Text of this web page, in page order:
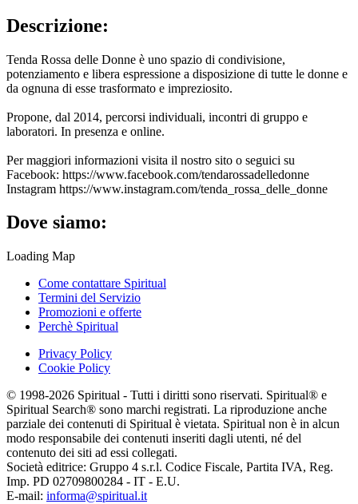
Descrizione:
Tenda Rossa delle Donne è uno spazio di condivisione,
potenziamento e libera espressione a disposizione di tutte le donne e
da ognuna di esse trasformato e impreziosito.
Propone, dal 2014, percorsi individuali, incontri di gruppo e
laboratori. In presenza e online.
Per maggiori informazioni visita il nostro sito o seguici su
Facebook: https://www.facebook.com/tendarossadelledonne
Instagram https://www.instagram.com/tenda_rossa_delle_donne
Dove siamo:
Loading Map
Come contattare Spiritual
Termini del Servizio
Promozioni e offerte
Perchè Spiritual
Privacy Policy
Cookie Policy
© 1998-2026 Spiritual - Tutti i diritti sono riservati. Spiritual® e
Spiritual Search® sono marchi registrati. La riproduzione anche
parziale dei contenuti di Spiritual è vietata. Spiritual non è in alcun
modo responsabile dei contenuti inseriti dagli utenti, né del
contenuto dei siti ad essi collegati.
Società editrice: Gruppo 4 s.r.l. Codice Fiscale, Partita IVA, Reg.
Imp. PD 02709800284 - IT - E.U.
E-mail: informa@spiritual.it